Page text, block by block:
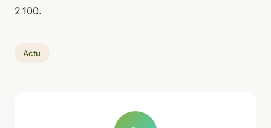
2 100.
Actu